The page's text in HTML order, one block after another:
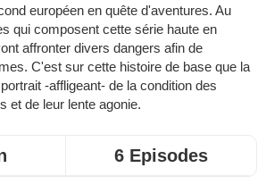
européen en quête d'aventures. Au
qui composent cette série haute en
affronter divers dangers afin de
C'est sur cette histoire de base que la
-affligeant- de la condition des
et de leur lente agonie.
6 Episodes